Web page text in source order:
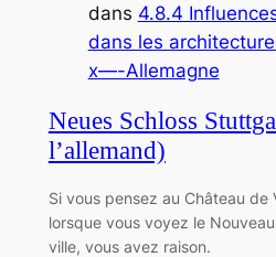
dans 4.8.4
dans les
x—-Allemagne
Neues Schloss
l’allemand)
Si vous pensez au Château de
lorsque vous voyez le
ville, vous avez raison.